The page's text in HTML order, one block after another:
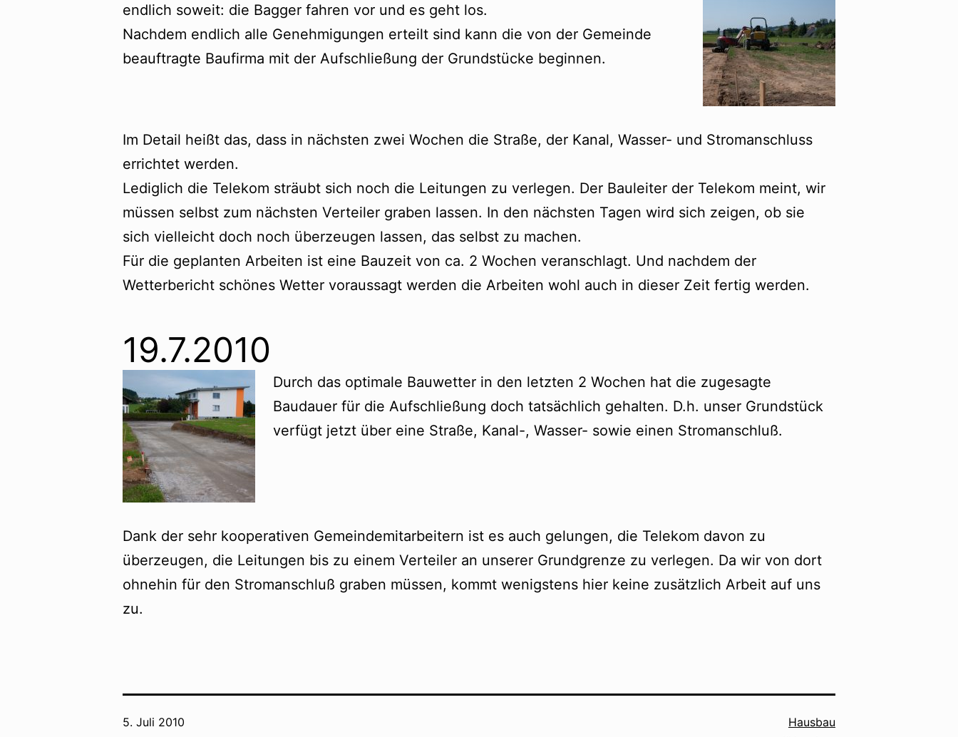
endlich soweit: die Bagger fahren vor und es geht los.
Nachdem endlich alle Genehmigungen erteilt sind kann die von der Gemeinde
beauftragte Baufirma mit der Aufschließung der Grundstücke beginnen.
Im Detail heißt das, dass in nächsten zwei Wochen die Straße, der Kanal, Wasser- und Stromanschluss
errichtet werden.
Lediglich die Telekom sträubt sich noch die Leitungen zu verlegen. Der Bauleiter der Telekom meint, wir
müssen selbst zum nächsten Verteiler graben lassen. In den nächsten Tagen wird sich zeigen, ob sie
sich vielleicht doch noch überzeugen lassen, das selbst zu machen.
Für die geplanten Arbeiten ist eine Bauzeit von ca. 2 Wochen veranschlagt. Und nachdem der
Wetterbericht schönes Wetter voraussagt werden die Arbeiten wohl auch in dieser Zeit fertig werden.
19.7.2010
Durch das optimale Bauwetter in den letzten 2 Wochen hat die zugesagte
Baudauer für die Aufschließung doch tatsächlich gehalten. D.h. unser Grundstück
verfügt jetzt über eine Straße, Kanal-, Wasser- sowie einen Stromanschluß.
Dank der sehr kooperativen Gemeindemitarbeitern ist es auch gelungen, die Telekom davon zu
überzeugen, die Leitungen bis zu einem Verteiler an unserer Grundgrenze zu verlegen. Da wir von dort
ohnehin für den Stromanschluß graben müssen, kommt wenigstens hier keine zusätzlich Arbeit auf uns
zu.
Veröffentlicht
5. Juli 2010
Kategorisiert
Hausbau